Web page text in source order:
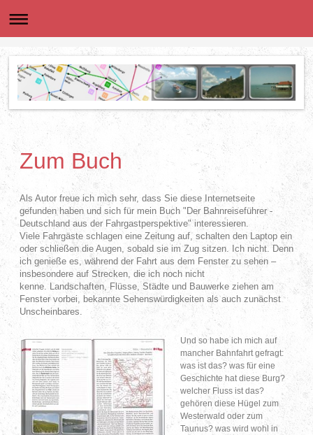
Zum Buch
Als Autor freue ich mich sehr, dass Sie diese Internetseite
gefunden haben und sich für mein Buch "Der Bahnreiseführer -
Deutschland aus der Fahrgastperspektive" interessieren.
Viele Fahrgäste schlagen eine Zeitung auf, schalten den Laptop ein
oder schließen die Augen, sobald sie im Zug sitzen. Ich nicht. Denn
ich genieße es, während der Fahrt aus dem Fenster zu sehen –
insbesondere auf Strecken, die ich noch nicht
kenne. Landschaften, Flüsse, Städte und Bauwerke ziehen am
Fenster vorbei, bekannte Sehenswürdigkeiten als auch zunächst
Unscheinbares.
Und so habe ich mich auf
mancher Bahnfahrt gefragt:
was ist das? was für eine
Geschichte hat diese Burg?
welcher Fluss ist das?
gehören diese Hügel zum
Westerwald oder zum
Taunus? was wird wohl in